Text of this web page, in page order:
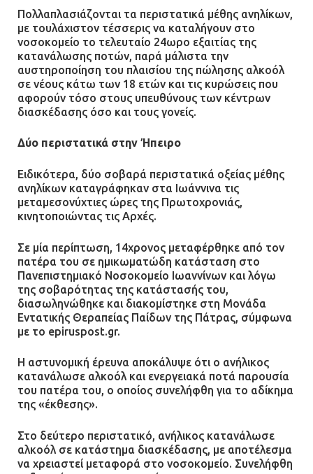
τραυματίας και κυκλοφοριακό χάος
21.07.2026 | 13:12
Βριλήσσια: Αυτοκίνητο έσπασε
τζαμαρία και μπήκε μέσα σε μαγαζί
13.07.2026 | 21:32
και ασφαλή παιδική χαρά
13.07.2026 | 21:21
Τηλεφωνικές απάτες με λεία
130.000 ευρώ στην Αττική
13.07.2026 | 20:44
τους σοβαρά εγκαυματίες της
μεγάλης έκρηξης στο εργοστάσιο
12.07.2026 | 15:07
Άργος: Στη φυλακή οι δύο
αστυνομικοί για τους
πυροβολισμούς κατά του 20χρονου
Πολλαπλασιάζονται τα περιστατικά μέθης ανηλίκων,
με τουλάχιστον τέσσερις να καταλήγουν στο
νοσοκομείο το τελευταίο 24ωρο εξαιτίας της
κατανάλωσης ποτών, παρά μάλιστα την
αυστηροποίηση του πλαισίου της πώλησης αλκοόλ
σε νέους κάτω των 18 ετών και τις κυρώσεις που
αφορούν τόσο στους υπευθύνους των κέντρων
διασκέδασης όσο και τους γονείς.
Δύο περιστατικά στην Ήπειρο
Ειδικότερα, δύο σοβαρά περιστατικά οξείας μέθης
ανηλίκων καταγράφηκαν στα Ιωάννινα τις
μεταμεσονύχτιες ώρες της Πρωτοχρονιάς,
κινητοποιώντας τις Αρχές.
Σε μία περίπτωση, 14χρονος μεταφέρθηκε από τον
πατέρα του σε ημικωματώδη κατάσταση στο
Πανεπιστημιακό Νοσοκομείο Ιωαννίνων και λόγω
της σοβαρότητας της κατάστασής του,
διασωληνώθηκε και διακομίστηκε στη Μονάδα
Εντατικής Θεραπείας Παίδων της Πάτρας, σύμφωνα
με το epiruspost.gr.
Η αστυνομική έρευνα αποκάλυψε ότι ο ανήλικος
κατανάλωσε αλκοόλ και ενεργειακά ποτά παρουσία
του πατέρα του, ο οποίος συνελήφθη για το αδίκημα
της «έκθεσης».
Στο δεύτερο περιστατικό, ανήλικος κατανάλωσε
αλκοόλ σε κατάστημα διασκέδασης, με αποτέλεσμα
να χρειαστεί μεταφορά στο νοσοκομείο. Συνελήφθη